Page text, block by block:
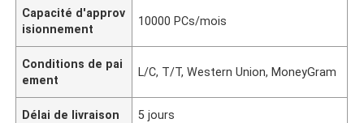
Capacité d'approv
isionnement
10000 PCs/mois
Conditions de pai
ement
L/C, T/T, Western Union, MoneyGram
Délai de livraison 5 jours